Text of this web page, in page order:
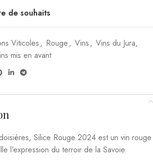
de souhaits
Viticoles, Rouge, Vins, Vins du Jura,
mis en avant
Silice Rouge 2024 est un vin rouge
l’expression du terroir de la Savoie.